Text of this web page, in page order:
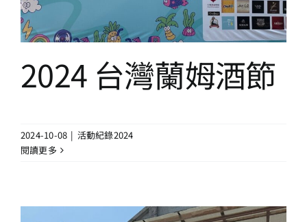
2024 台灣蘭姆酒節
2024-10-08 | 活動紀錄2024
閱讀更多